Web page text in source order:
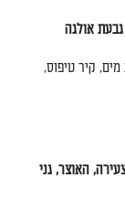
אולגה
מים, קיר טיפוס,
,האוצר,גני